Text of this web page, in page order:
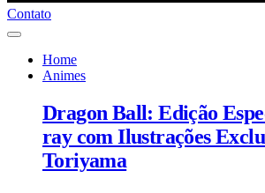
Contato
Home
Animes
Dragon Ball: Edição
ray com Ilustrações
Toriyama